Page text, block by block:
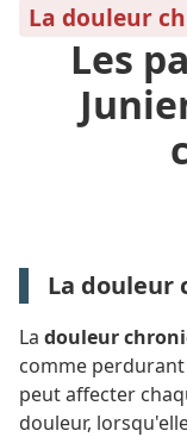
La douleur
Les
La douleur
La douleur
comme
peut affecter
douleur,